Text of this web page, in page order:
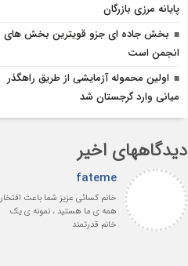
پایانه مرزی بازرگان
بخش جاده ای جزو قویترین بخش های
انجمن است
اولین محموله آزمایشی از طریق راهگذر
میانی وارد گرجستان شد
دیدگاههای اخیر
fateme
خانم کسائی عزیز شما باعث افتخار
همه ی ما هستید ، نمونه ی یک
خانم قدرتمند